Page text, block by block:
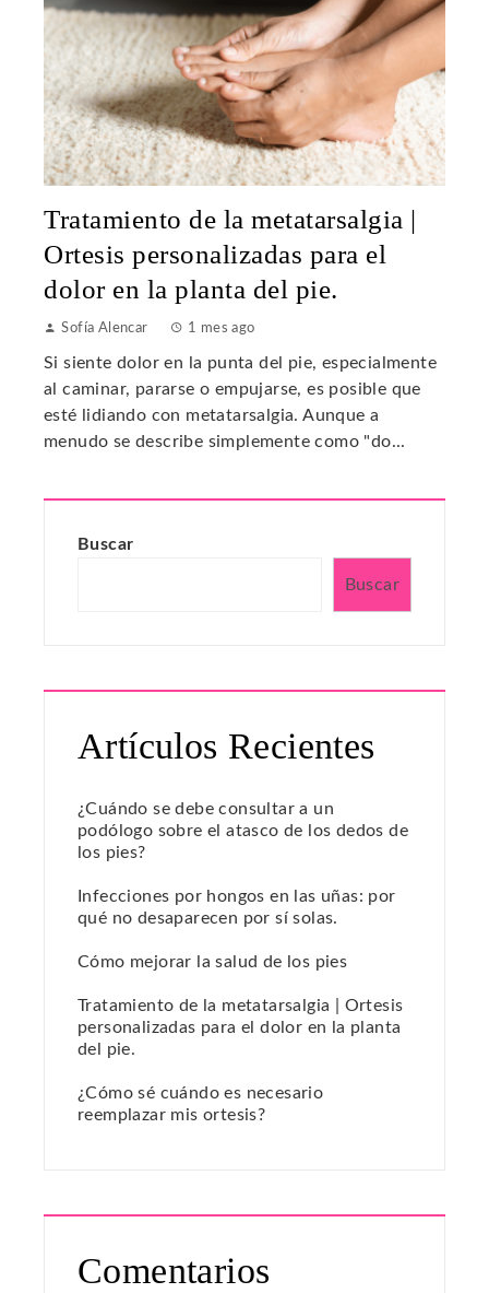
Tratamiento de la metatarsalgia |
Ortesis personalizadas para el
dolor en la planta del pie.
Sofía Alencar 1 mes ago
Si siente dolor en la punta del pie, especialmente
al caminar, pararse o empujarse, es posible que
esté lidiando con metatarsalgia. Aunque a
menudo se describe simplemente como "do...
Buscar
Buscar
Artículos Recientes
¿Cuándo se debe consultar a un
podólogo sobre el atasco de los dedos de
los pies?
Infecciones por hongos en las uñas: por
qué no desaparecen por sí solas.
Cómo mejorar la salud de los pies
Tratamiento de la metatarsalgia | Ortesis
personalizadas para el dolor en la planta
del pie.
¿Cómo sé cuándo es necesario
reemplazar mis ortesis?
Comentarios